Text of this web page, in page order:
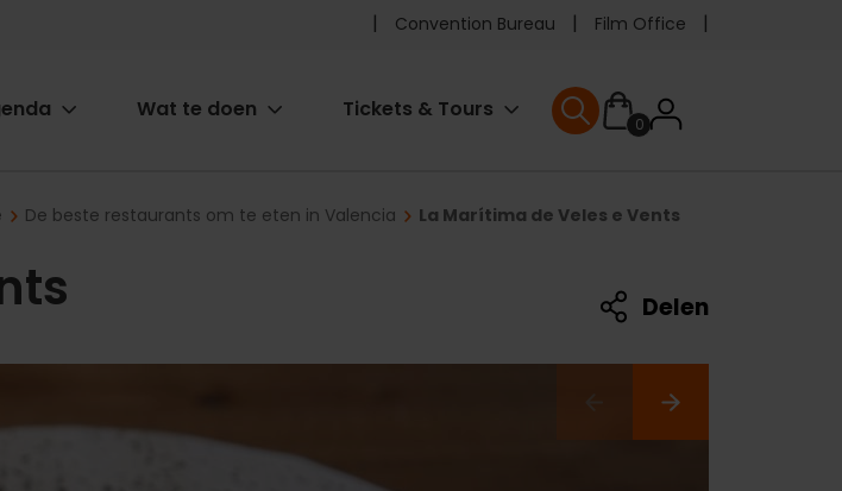
Pre
header
Convention Bureau Film Office
Wat te doen Tickets & Tours
0User
menu
User menu
De beste restaurants om te eten in Valencia La Marítima de Veles e Vents
Delen